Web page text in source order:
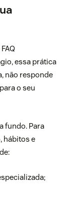
essa prática
não responde
o seu
fundo. Para
hábitos e